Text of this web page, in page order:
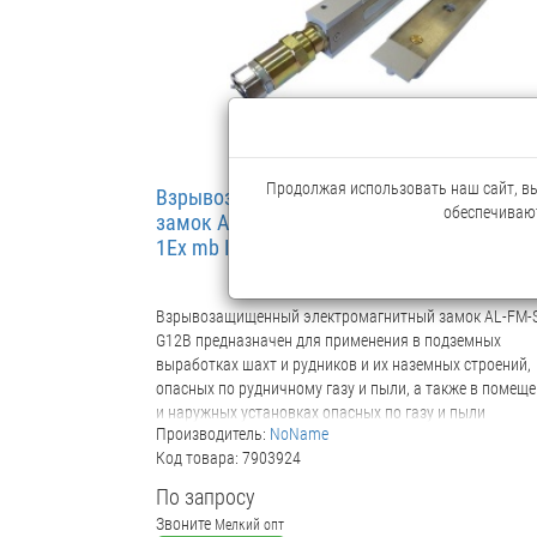
Взрывозащищенный электромагнитный
замок AL-FM-S01-G12B (длина кабеля
1Ex mb IIC T5 Gb X / Ex mb
Взрывозащищенный электромагнитный замок AL-FM-
G12B предназначен для применения в подземных
выработках шахт и рудников и их наземных строений,
опасных по рудничному газу и пыли, а также в
и наружных установках опасных по газу и пыли
взрывоопасных зон. Замок имеет маркировку
взрывозащиты РВ Ex s I Mb X /1Ex s IIC T5 Gb X / Ex mb
ППКД AL-DV-01 Длина кабеля: 2 метра Температурный
диапазон: -60˚С…+50˚С Габариты корпуса: 237х43х30
Производитель: NoName
Код товара: 7903924
По запросу
Звоните Мелкий опт
Продолжая использовать наш сайт,